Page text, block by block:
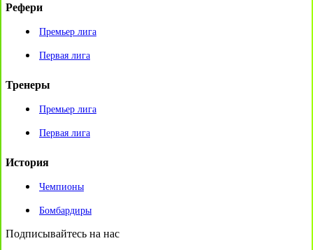
Рефери
Премьер лига
Первая лига
Тренеры
Премьер лига
Первая лига
История
Чемпионы
Бомбардиры
Подписывайтесь на нас